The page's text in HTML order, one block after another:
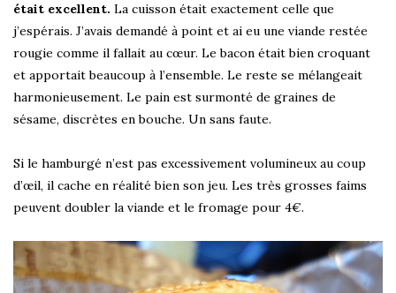
était excellent. La cuisson était exactement celle que
j’espérais. J’avais demandé à point et ai eu une viande restée
rougie comme il fallait au cœur. Le bacon était bien croquant
et apportait beaucoup à l’ensemble. Le reste se mélangeait
harmonieusement. Le pain est surmonté de graines de
sésame, discrètes en bouche. Un sans faute.
Si le hamburgé n’est pas excessivement volumineux au coup
d’œil, il cache en réalité bien son jeu. Les très grosses faims
peuvent doubler la viande et le fromage pour 4€.